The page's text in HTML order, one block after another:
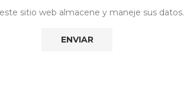
sitio web almacene y maneje sus datos.